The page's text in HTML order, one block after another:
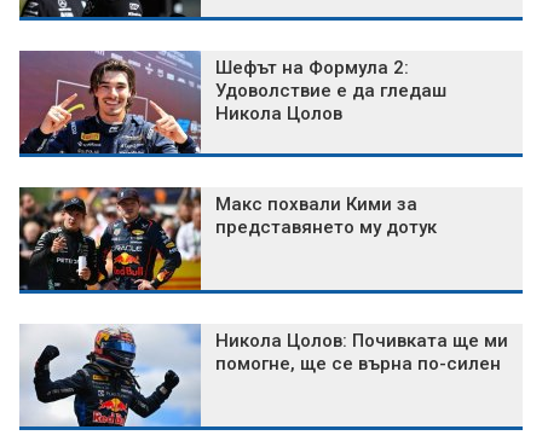
Шефът на Формула 2:
Удоволствие е да гледаш
Никола Цолов
Макс похвали Кими за
представянето му дотук
Никола Цолов: Почивката ще ми
помогне, ще се върна по-силен